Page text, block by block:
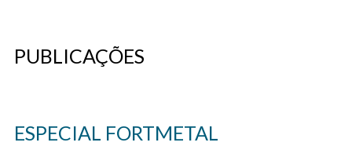
PUBLICAÇÕES
ESPECIAL FORTMETAL